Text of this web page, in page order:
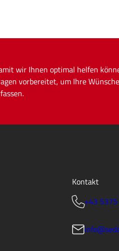
wir Ihnen optimal helfen
vorbereitet, um Ihre
Kontakt
+43